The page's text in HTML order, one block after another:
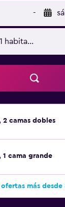
Se ofrece
-
habitación
2 camas dobles
1 cama grande
ofertas más desde